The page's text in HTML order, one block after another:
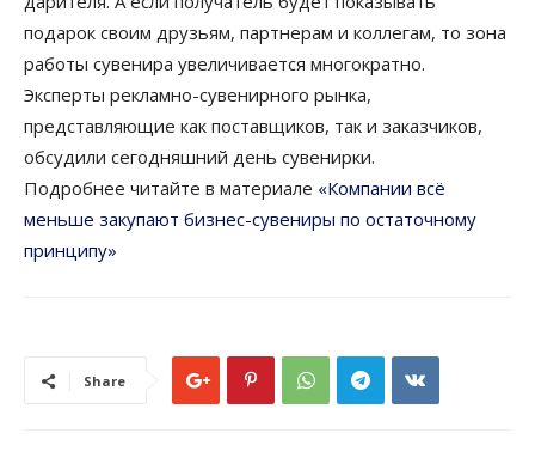
подарок своим друзьям, партнерам и коллегам, то зона
работы сувенира увеличивается многократно.
Эксперты рекламно-сувенирного рынка,
представляющие как поставщиков, так и заказчиков,
обсудили сегодняшний день сувенирки.
Подробнее читайте в материале «Компании всё
меньше закупают бизнес-сувениры по остаточному
принципу»
Share